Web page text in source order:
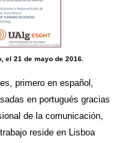
el 21 de mayo de 2016.
primero en español,
en portugués gracias
de la comunicación,
reside en Lisboa